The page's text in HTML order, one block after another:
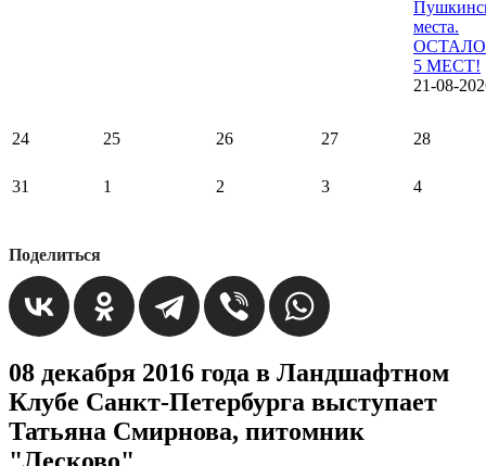
места.
5 МЕСТ!
21-08-
24 25 26 27 28
31 1 2 3 4
Поделиться
08 декабря 2016 года в Ландшафтном
Клубе Санкт-Петербурга выступает
Татьяна Смирнова, питомник